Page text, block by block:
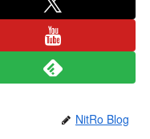
NitRo Blog